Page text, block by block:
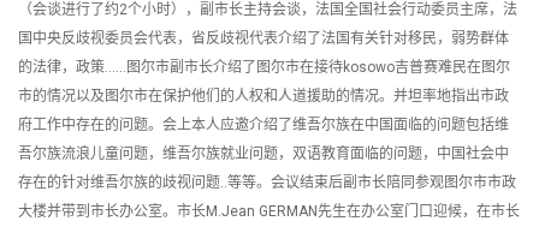
（会谈进行了约2个小时），副市长主持会谈，法国全国社会行动委员主席，法
国中央反歧视委员会代表，省反歧视代表介绍了法国有关针对移民，弱势群体
的法律，政策……图尔市副市长介绍了图尔市在接待kosowo吉普赛难民在图尔
市的情况以及图尔市在保护他们的人权和人道援助的情况。并坦率地指出市政
府工作中存在的问题。会上本人应邀介绍了维吾尔族在中国面临的问题包括维
吾尔族流浪儿童问题，维吾尔族就业问题，双语教育面临的问题，中国社会中
存在的针对维吾尔族的歧视问题..等等。会议结束后副市长陪同参观图尔市市政
大楼并带到市长办公室。市长M.Jean GERMAN先生在办公室门口迎候，在市长